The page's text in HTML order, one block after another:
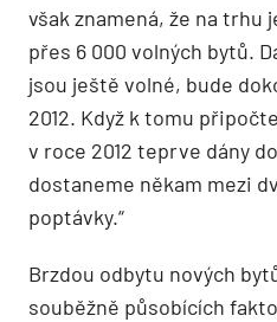
však znamená, že na trhu
přes 6 000 volných bytů.
jsou ještě volné, bude
2012. Když k tomu
v roce 2012 teprve dány
dostaneme někam mezi
poptávky.“
Brzdou odbytu nových
souběžně působících